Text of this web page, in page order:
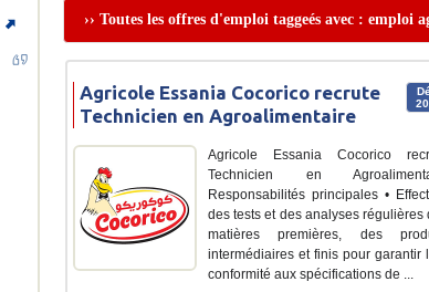
›› Toutes les offres d'emploi taggeés avec : emploi
Agricole Essania Cocorico recrute
Technicien en Agroalimentaire
Agricole Essania Cocorico
Technicien en
Responsabilités principales •
des tests et des analyses régulières
matières premières, des
intermédiaires et finis pour garantir
conformité aux spécifications de ...